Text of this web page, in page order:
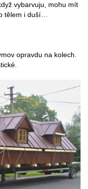
vybarvuju, mohu mít
tělem i duší…
opravdu na kolech.